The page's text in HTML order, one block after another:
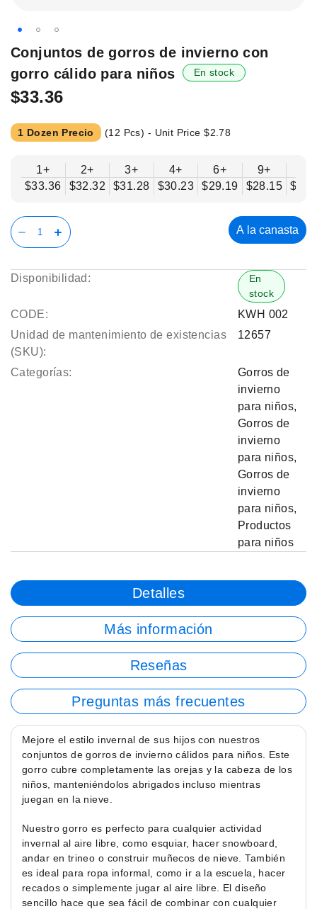
Saltar
principio
de
la
galería
de
Conjuntos de gorros de invierno con
gorro cálido para niños
En stock
$33.36
1 Dozen Precio (12 Pcs) - Unit Price$2.78
1+
$33.36
2+
$32.32
3+
$31.28
4+
$30.23
6+
$29.19
9+
$28.15
A la canasta
Disponibilidad:
En
stock
CODE:
KWH 002
Unidad de mantenimiento de existencias
(SKU):
12657
Categorías:
Gorros de
invierno
para niños,
Gorros de
invierno
para niños,
Gorros de
invierno
para niños,
Productos
para niños
Detalles
Más información
Reseñas
Preguntas más frecuentes
Mejore el estilo invernal de sus hijos con nuestros
conjuntos de gorros de invierno cálidos para niños. Este
gorro cubre completamente las orejas y la cabeza de los
niños, manteniéndolos abrigados incluso mientras
juegan en la nieve.
Nuestro gorro es perfecto para cualquier actividad
invernal al aire libre, como esquiar, hacer snowboard,
andar en trineo o construir muñecos de nieve. También
es ideal para ropa informal, como ir a la escuela, hacer
recados o simplemente jugar al aire libre. El diseño
sencillo hace que sea fácil de combinar con cualquier